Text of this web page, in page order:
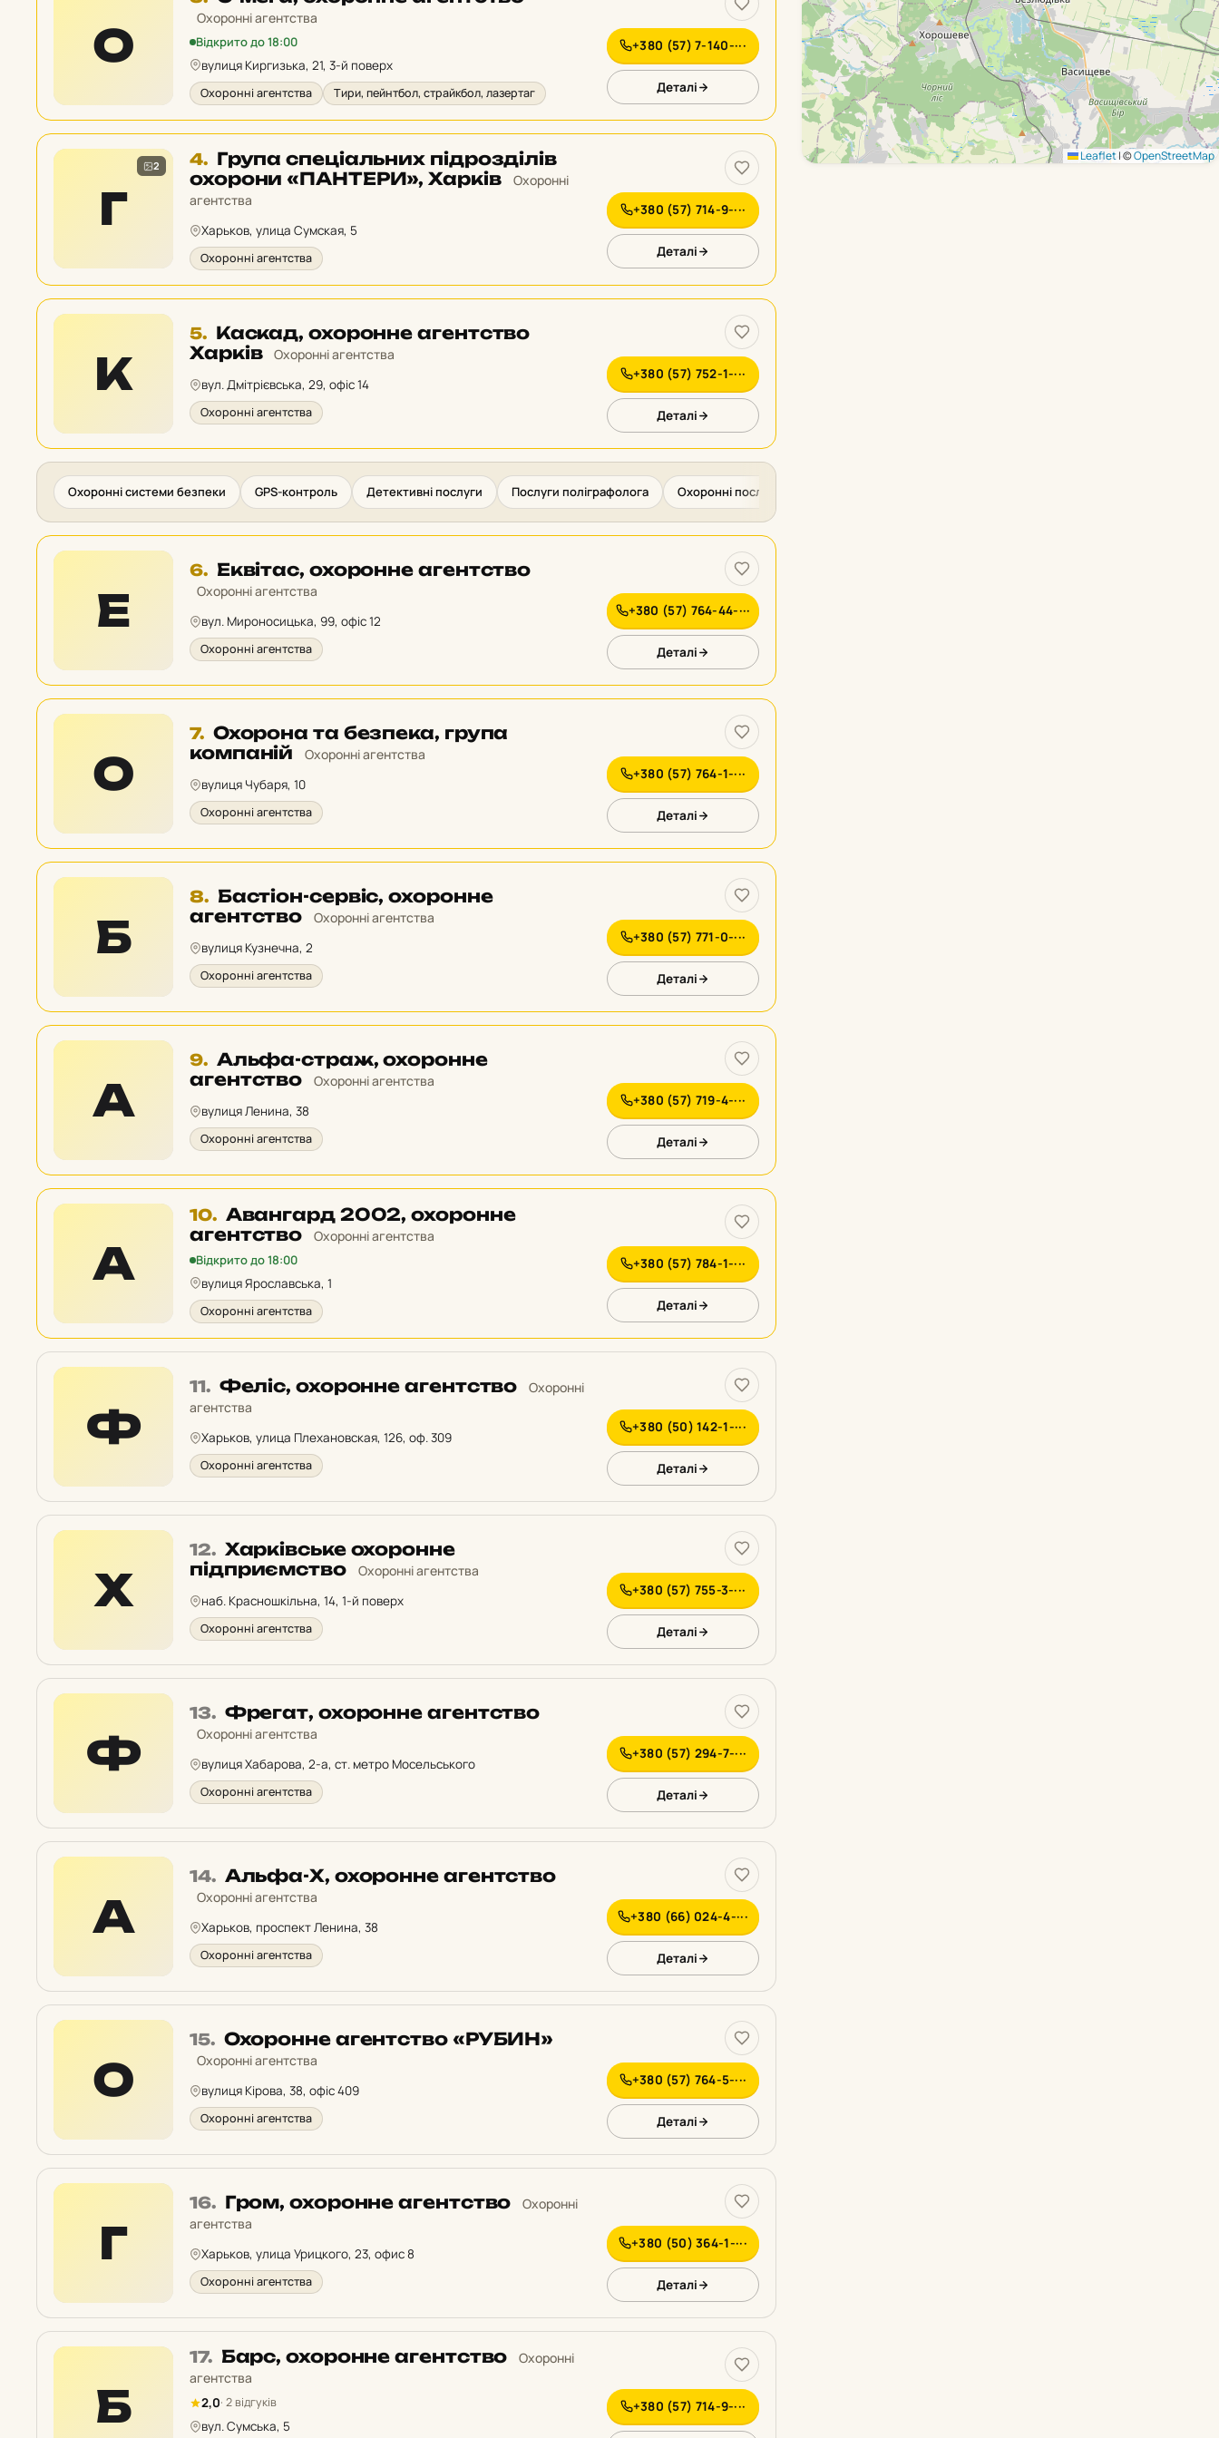
О
3
у
рейтингу:
Охоронні агентства
Відкрито до 18:00
вулиця Киргизька, 21, 3-й поверх
Охоронні агентства Тири, пейнтбол, страйкбол, лазертаг
+380 (57) 7-140-···
Деталі
Г
2 4. Місце
4
у
Група спеціальних підрозділів
охорони «ПАНТЕРИ», Харків
Охоронні
агентства
Харьков, улица Сумская, 5
Охоронні агентства
+380 (57) 714-9-···
Деталі
К
5. Місце
5
рейтингу:
Каскад, охоронне агентство
Харків
Охоронні агентства
вул. Дмітрієвська, 29, офіс 14
Охоронні агентства
+380 (57) 752-1-···
Деталі
Охоронні системи безпеки GPS-контроль Детективні послуги Послуги поліграфолога Охоронні послуги
Е
6. Місце
6
рейтингу:
Еквітас, охоронне агентство
Охоронні агентства
вул. Мироносицька, 99, офіс 12
Охоронні агентства
+380 (57) 764-44-···
Деталі
О
7. Місце
7
рейтингу:
Охорона та безпека, група
компаній
Охоронні агентства
вулиця Чубаря, 10
Охоронні агентства
+380 (57) 764-1-···
Деталі
Б
8. Місце
8
рейтингу:
Бастіон-сервіс, охоронне
агентство
Охоронні агентства
вулиця Кузнечна, 2
Охоронні агентства
+380 (57) 771-0-···
Деталі
А
9. Місце
9
рейтингу:
Альфа-страж, охоронне
агентство
Охоронні агентства
вулиця Ленина, 38
Охоронні агентства
+380 (57) 719-4-···
Деталі
А
10. Місце
10
у
рейтингу:
Авангард 2002, охоронне
агентство
Охоронні агентства
Відкрито до 18:00
вулиця Ярославська, 1
Охоронні агентства
+380 (57) 784-1-···
Деталі
Ф
11. Місце
11
рейтингу:
Феліс, охоронне агентство
Охоронні
агентства
Харьков, улица Плехановская, 126, оф. 309
Охоронні агентства
+380 (50) 142-1-···
Деталі
Х
12. Місце
12
рейтингу:
Харківське охоронне
підприємство
Охоронні агентства
наб. Красношкільна, 14, 1-й поверх
Охоронні агентства
+380 (57) 755-3-···
Деталі
Ф
13. Місце
13
рейтингу:
Фрегат, охоронне агентство
Охоронні агентства
вулиця Хабарова, 2-а, ст. метро Мосельського
Охоронні агентства
+380 (57) 294-7-···
Деталі
А
14. Місце
14
рейтингу:
Альфа-Х, охоронне агентство
Охоронні агентства
Харьков, проспект Ленина, 38
Охоронні агентства
+380 (66) 024-4-···
Деталі
О
15. Місце
15
рейтингу:
Охоронне агентство «РУБИН»
Охоронні агентства
вулиця Кірова, 38, офіс 409
Охоронні агентства
+380 (57) 764-5-···
Деталі
Г
16. Місце
16
рейтингу:
Гром, охоронне агентство
Охоронні
агентства
Харьков, улица Урицкого, 23, офис 8
Охоронні агентства
+380 (50) 364-1-···
Деталі
Б
17. Місце
17
у
рейтингу:
Барс, охоронне агентство
Охоронні
агентства
2,0· 2 відгуків
вул. Сумська, 5
+380 (57) 714-9-···
Leaflet|©OpenStreetMap